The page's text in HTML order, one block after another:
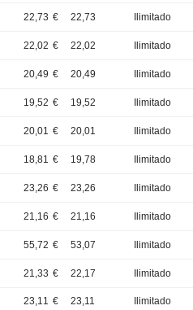
22,73 € 22,73 Ilimitado
22,02 € 22,02 Ilimitado
20,49 € 20,49 Ilimitado
19,52 € 19,52 Ilimitado
20,01 € 20,01 Ilimitado
18,81 € 19,78 Ilimitado
23,26 € 23,26 Ilimitado
21,16 € 21,16 Ilimitado
55,72 € 53,07 Ilimitado
21,33 € 22,17 Ilimitado
23,11 € 23,11 Ilimitado